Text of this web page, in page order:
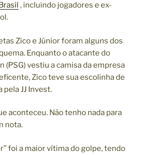
, incluindo jogadores e ex-
Zico e Júnior foram alguns dos
Enquanto o atacante do
(PSG) vestiu a camisa da empresa
Zico teve sua escolinha de
JJ Invest.
aconteceu. Não tenho nada para
nota.
foi a maior vítima do golpe, tendo